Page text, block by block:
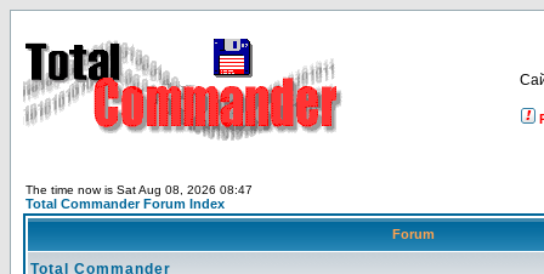
The time now is Sat Aug 08, 2026 08:47
Total Commander Forum Index
Forum
Total Commander